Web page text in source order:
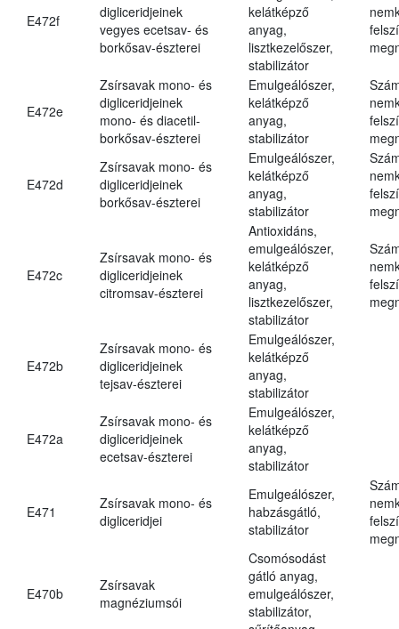
E472f
digliceridjeinek
vegyes ecetsav- és
borkősav-észterei
kelátképző
anyag,
lisztkezelőszer,
stabilizátor
E472e
Zsírsavak mono- és
digliceridjeinek
mono- és diacetil-
borkősav-észterei
Emulgeálószer,
kelátképző
anyag,
stabilizátor
E472d
Zsírsavak mono- és
digliceridjeinek
borkősav-észterei
Emulgeálószer,
kelátképző
anyag,
stabilizátor
E472c
Zsírsavak mono- és
digliceridjeinek
citromsav-észterei
Antioxidáns,
emulgeálószer,
kelátképző
anyag,
lisztkezelőszer,
stabilizátor
E472b
Zsírsavak mono- és
digliceridjeinek
tejsav-észterei
Emulgeálószer,
kelátképző
anyag,
stabilizátor
E472a
Zsírsavak mono- és
digliceridjeinek
ecetsav-észterei
Emulgeálószer,
kelátképző
anyag,
stabilizátor
E471
Zsírsavak mono- és
digliceridjei
Emulgeálószer,
habzásgátló,
stabilizátor
E470b
Zsírsavak
magnéziumsói
Csomósodást
gátló anyag,
emulgeálószer,
stabilizátor,